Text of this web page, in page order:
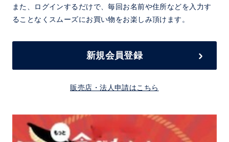
また、ログインするだけで、毎回お名前や住所などを入力す
ることなくスムーズにお買い物をお楽しみ頂けます。
新規会員登録
販売店・法人申請はこちら